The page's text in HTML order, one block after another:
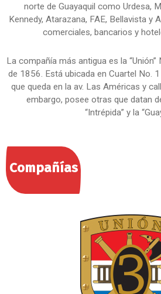
norte de Guayaquil como Urdesa,
Kennedy, Atarazana, FAE, Bellavista y
comerciales, bancarios y
La compañía más antigua es la
de 1856. Está ubicada en Cuartel No. 1
que queda en la av. Las Américas y
embargo, posee otras que datan
“Intrépida” y la
Compañías